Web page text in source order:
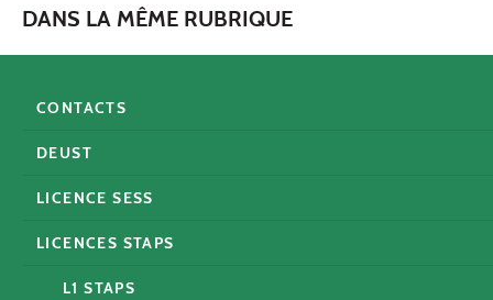
DANS LA MÊME RUBRIQUE
CONTACTS
DEUST
LICENCE SESS
LICENCES STAPS
L1 STAPS